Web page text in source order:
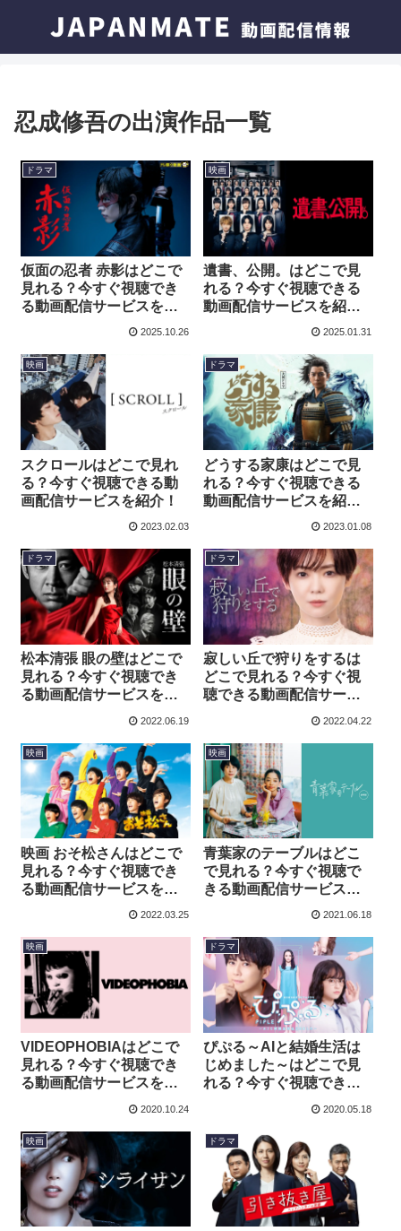
忍成修吾の出演作品一覧
ドラマ
仮面の忍者 赤影はどこで
見れる？今すぐ視聴でき
る動画配信サービスを紹
2025.10.26
映画
遺書、公開。はどこで見
れる？今すぐ視聴できる
動画配信サービスを紹
2025.01.31
映画
スクロールはどこで見れ
る？今すぐ視聴できる動
画配信サービスを紹介！
2023.02.03
ドラマ
どうする家康はどこで見
れる？今すぐ視聴できる
動画配信サービスを紹
2023.01.08
ドラマ
松本清張 眼の壁はどこで
見れる？今すぐ視聴でき
る動画配信サービスを紹
2022.06.19
ドラマ
寂しい丘で狩りをするは
どこで見れる？今すぐ視
聴できる動画配信サービ
2022.04.22
映画
映画 おそ松さんはどこで
見れる？今すぐ視聴でき
る動画配信サービスを紹
2022.03.25
映画
青葉家のテーブルはどこ
で見れる？今すぐ視聴で
きる動画配信サービスを
2021.06.18
映画
VIDEOPHOBIAはどこで
見れる？今すぐ視聴でき
る動画配信サービスを紹
2020.10.24
ドラマ
ぴぷる～AIと結婚生活は
じめました～はどこで見
れる？今すぐ視聴できる
2020.05.18
映画 ドラマ